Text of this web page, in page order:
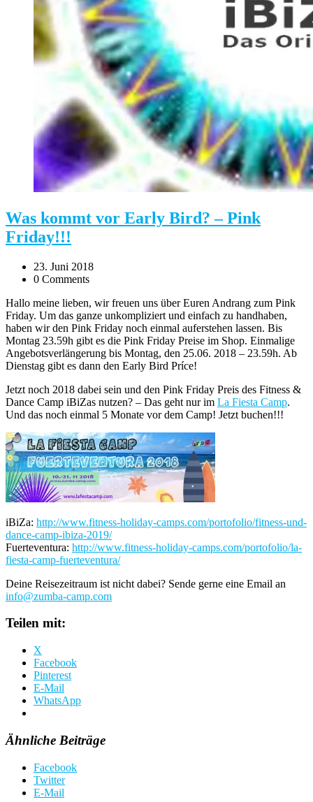
Was kommt vor Early Bird? – Pink
Friday!!!
23. Juni 2018
0 Comments
Hallo meine lieben, wir freuen uns über Euren Andrang zum Pink
Friday. Um das ganze unkompliziert und einfach zu handhaben,
haben wir den Pink Friday noch einmal auferstehen lassen. Bis
Montag 23.59h gibt es die Pink Friday Preise im Shop. Einmalige
Angebotsverlängerung bis Montag, den 25.06. 2018 – 23.59h. Ab
Dienstag gibt es dann den Early Bird Príce!
Jetzt noch 2018 dabei sein und den Pink Friday Preis des Fitness &
Dance Camp iBiZas nutzen? – Das geht nur im La Fiesta Camp.
Und das noch einmal 5 Monate vor dem Camp! Jetzt buchen!!!
iBiZa: http://www.fitness-holiday-camps.com/portofolio/fitness-und-
dance-camp-ibiza-2019/
Fuerteventura: http://www.fitness-holiday-camps.com/portofolio/la-
fiesta-camp-fuerteventura/
Deine Reisezeitraum ist nicht dabei? Sende gerne eine Email an
info@zumba-camp.com
Teilen mit:
X
Facebook
Pinterest
E-Mail
WhatsApp
Ähnliche Beiträge
Facebook
Twitter
E-Mail